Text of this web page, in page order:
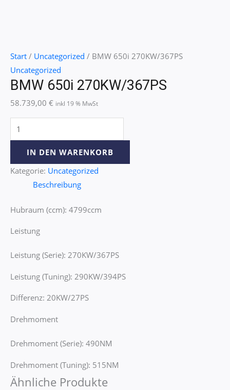
Start / Uncategorized / BMW 650i 270KW/367PS
Uncategorized
BMW 650i 270KW/367PS
58.739,00 € inkl 19 % MwSt
IN DEN WARENKORB
Kategorie: Uncategorized
Beschreibung
Hubraum (ccm): 4799ccm
Leistung
Leistung (Serie): 270KW/367PS
Leistung (Tuning): 290KW/394PS
Differenz: 20KW/27PS
Drehmoment
Drehmoment (Serie): 490NM
Drehmoment (Tuning): 515NM
Ähnliche Produkte